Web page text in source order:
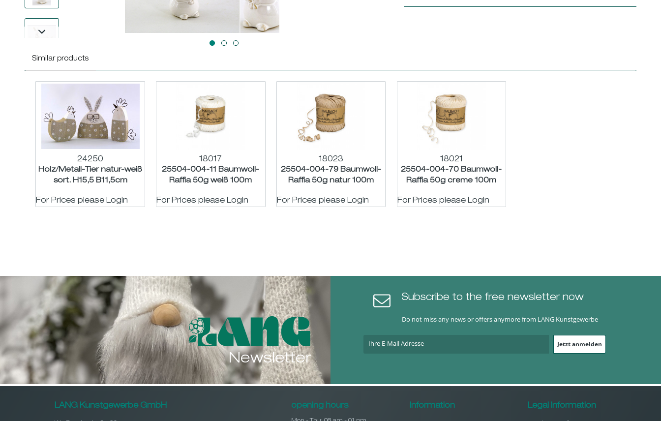
Similar products
24250
Holz/Metall-Tier natur-weiß
sort. H15,5 B11,5cm
For Prices please LogIn
18017
25504-004-11 Baumwoll-
Raffia 50g weiß 100m
For Prices please LogIn
18023
25504-004-79 Baumwoll-
Raffia 50g natur 100m
For Prices please LogIn
18021
25504-004-70 Baumwoll-
Raffia 50g creme 100m
For Prices please LogIn
Newsletter
Subscribe to the free newsletter now
Do not miss any news or offers anymore from LANG Kunstgewerbe
Jetzt anmelden
LANG Kunstgewerbe GmbH opening hours Information Legal Information